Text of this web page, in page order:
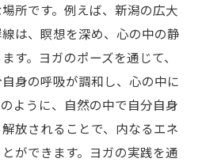
所です。例えば、新潟の広大
は、瞑想を深め、心の中の静
す。ヨガのポーズを通じて、
身の呼吸が調和し、心の中に
ように、自然の中で自分自身
放されることで、内なるエネ
ができます。ヨガの実践を通